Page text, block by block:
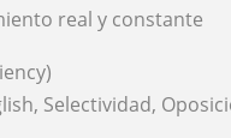
real y constante
Selectividad,